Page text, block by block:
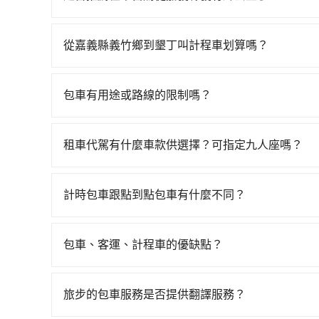
排班的計程車，搭上小黃後約花144分鐘、車費
攔到一輛小黃了，嘉義縣少部分小黃司機不按表
獨自一人乘車，也可參考tripool的拼車共乘服務，
天就要來回，那在嘉義路邊可隨租隨借的iRent應
進去，但額外的汽車保險與可能的罰單都需自付
次租車都好像在開樂透一樣。另外，偶爾也會遇
天或者載行李時，就顯得非常不便。
從嘉義縣義竹鄉到墾丁叫計程車划算嗎？
元間，但如改預約tripool可省高達$700。但如果
司機不按錶計費，約有47%會採現場議價，建議
包車有用途或路線的限制嗎？
包車旅遊、參加喜宴/喪禮、就醫回診、登山露營
據。
租車代駕有什麼車款供選擇？可指定九人座嗎？
VW為主，其中也有少量進口車像凌志Lexus、特
計時包車跟點到點包車有什麼不同？
通常以每小時為單位，客戶可以根據自己的需要
一個城市的長途包車。
包車、客運、計程車的優缺點？
運：最經濟實惠的交通方式，通常有固定的路線
旅步的包車服務是否提供翻譯服務？